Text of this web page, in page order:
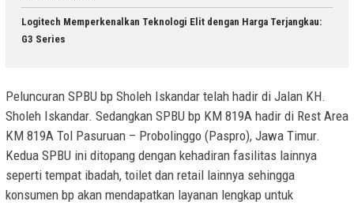
Logitech Memperkenalkan Teknologi Elit dengan Harga Terjangkau:
G3 Series
Peluncuran SPBU bp Sholeh Iskandar telah hadir di Jalan KH.
Sholeh Iskandar. Sedangkan SPBU bp KM 819A hadir di Rest Area
KM 819A Tol Pasuruan – Probolinggo (Paspro), Jawa Timur.
Kedua SPBU ini ditopang dengan kehadiran fasilitas lainnya
seperti tempat ibadah, toilet dan retail lainnya sehingga
konsumen bp akan mendapatkan layanan lengkap untuk